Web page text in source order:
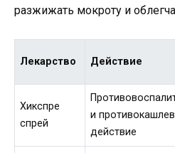
разжижать мокроту и
Лекарство Действие
Хикспре
спрей
и
действие